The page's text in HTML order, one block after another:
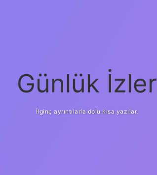
Günlük İzler
İlginç ayrıntılarla dolu kısa yazılar.